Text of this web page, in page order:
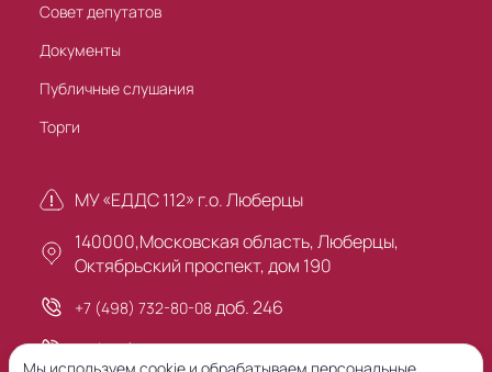
Совет депутатов
Документы
Публичные слушания
Торги
МУ «ЕДДС 112» г.о. Люберцы
140000,Московская область, Люберцы,
Октябрьский проспект, дом 190
+7 (498) 732-80-08 доб. 246
+7 (495) 503-30-00